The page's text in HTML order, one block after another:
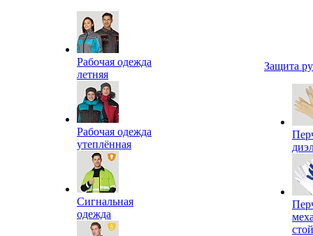
Рабочая одежда
летняя
Рабочая одежда
утеплённая
Сигнальная
одежда
Защита